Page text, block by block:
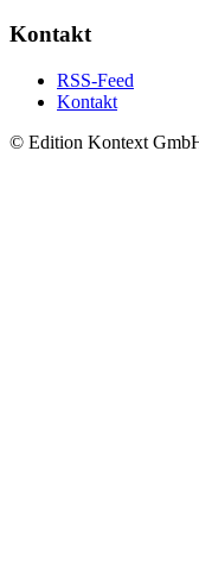
Kontakt
RSS-Feed
Kontakt
© Edition Kontext